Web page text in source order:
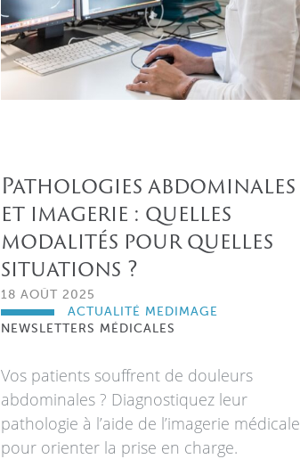
Pathologies abdominales
et imagerie : quelles
modalités pour quelles
situations ?
18 AOÛT 2025
ACTUALITÉ MEDIMAGE
NEWSLETTERS MÉDICALES
Vos patients souffrent de douleurs
abdominales ? Diagnostiquez leur
pathologie à l’aide de l’imagerie médicale
pour orienter la prise en charge.